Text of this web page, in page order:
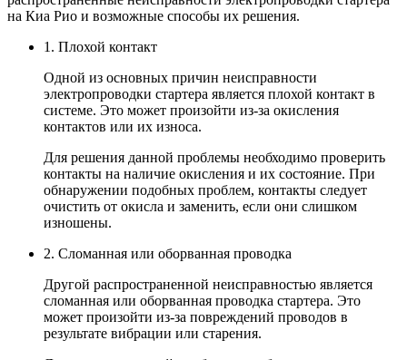
на Киа Рио и возможные способы их решения.
1. Плохой контакт
Одной из основных причин неисправности
электропроводки стартера является плохой контакт в
системе. Это может произойти из-за окисления
контактов или их износа.
Для решения данной проблемы необходимо проверить
контакты на наличие окисления и их состояние. При
обнаружении подобных проблем, контакты следует
очистить от окисла и заменить, если они слишком
изношены.
2. Сломанная или оборванная проводка
Другой распространенной неисправностью является
сломанная или оборванная проводка стартера. Это
может произойти из-за повреждений проводов в
результате вибрации или старения.